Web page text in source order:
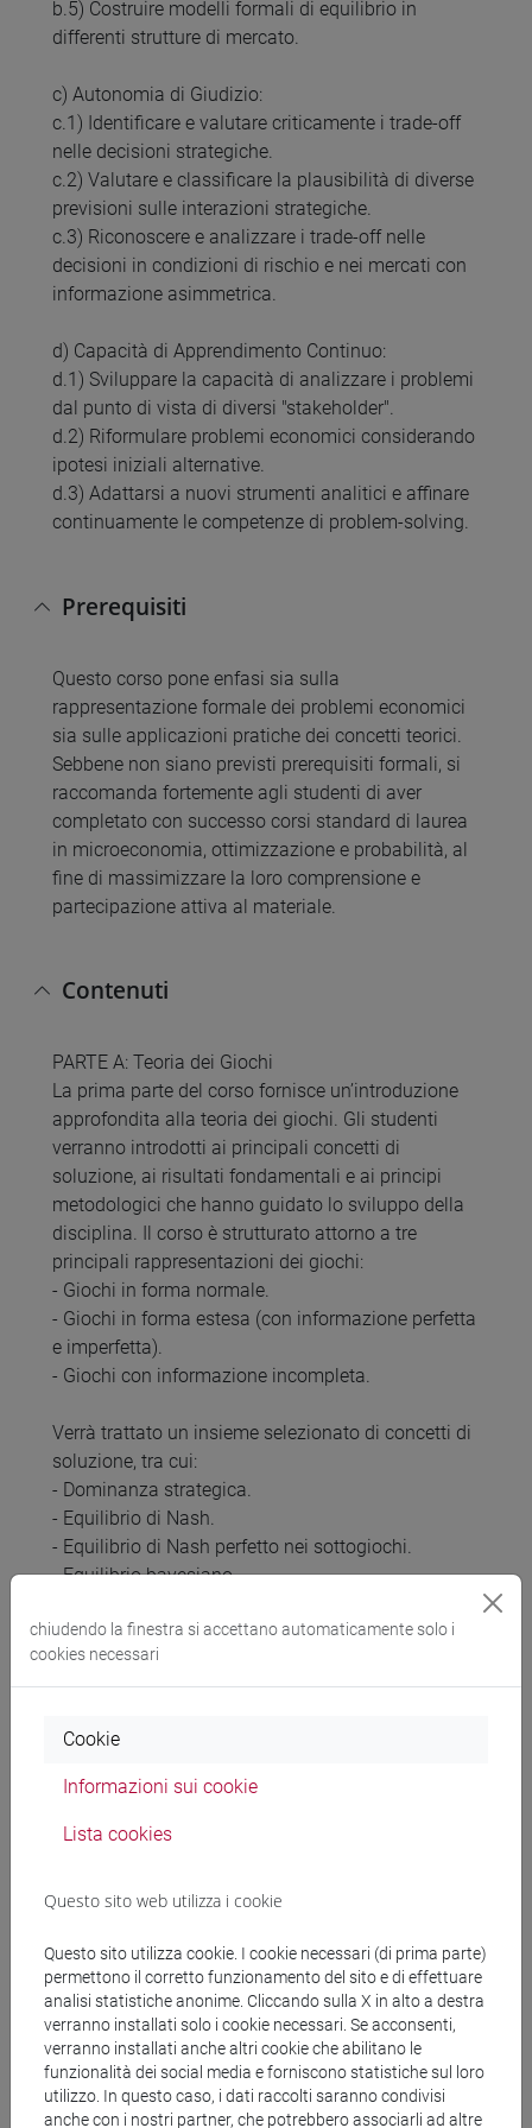
b.5) Costruire modelli formali di equilibrio in
differenti strutture di mercato.
c) Autonomia di Giudizio:
c.1) Identificare e valutare criticamente i trade-off
nelle decisioni strategiche.
c.2) Valutare e classificare la plausibilità di diverse
previsioni sulle interazioni strategiche.
c.3) Riconoscere e analizzare i trade-off nelle
decisioni in condizioni di rischio e nei mercati con
informazione asimmetrica.
d) Capacità di Apprendimento Continuo:
d.1) Sviluppare la capacità di analizzare i problemi
dal punto di vista di diversi "stakeholder".
d.2) Riformulare problemi economici considerando
ipotesi iniziali alternative.
d.3) Adattarsi a nuovi strumenti analitici e affinare
continuamente le competenze di problem-solving.
Prerequisiti
Questo corso pone enfasi sia sulla
rappresentazione formale dei problemi economici
sia sulle applicazioni pratiche dei concetti teorici.
Sebbene non siano previsti prerequisiti formali, si
raccomanda fortemente agli studenti di aver
completato con successo corsi standard di laurea
in microeconomia, ottimizzazione e probabilità, al
fine di massimizzare la loro comprensione e
partecipazione attiva al materiale.
Contenuti
PARTE A: Teoria dei Giochi
La prima parte del corso fornisce un’introduzione
approfondita alla teoria dei giochi. Gli studenti
verranno introdotti ai principali concetti di
soluzione, ai risultati fondamentali e ai principi
metodologici che hanno guidato lo sviluppo della
disciplina. Il corso è strutturato attorno a tre
principali rappresentazioni dei giochi:
- Giochi in forma normale.
- Giochi in forma estesa (con informazione perfetta
e imperfetta).
- Giochi con informazione incompleta.
Verrà trattato un insieme selezionato di concetti di
soluzione, tra cui:
- Dominanza strategica.
- Equilibrio di Nash.
- Equilibrio di Nash perfetto nei sottogiochi.
- Equilibrio bayesiano.
PARTE B: Economia dell'Informazione
La seconda parte del corso si concentra su alcuni
Gli argomenti principali includono:
- Selezione avversa.
- Screening competitivo.
(screening monopolistico).
A seconda delle disponibilità di tempo, potranno
essere trattati anche argomenti aggiuntivi, come
un’introduzione alla Teoria delle aste e ai modelli di
Cheap talk.
chiudendo la finestra si accettano automaticamente solo i
cookies necessari
Cookie
Informazioni sui cookie
Lista cookies
Questo sito web utilizza i cookie
Questo sito utilizza cookie. I cookie necessari (di prima parte)
permettono il corretto funzionamento del sito e di effettuare
analisi statistiche anonime. Cliccando sulla X in alto a destra
verranno installati solo i cookie necessari. Se acconsenti,
verranno installati anche altri cookie che abilitano le
funzionalità dei social media e forniscono statistiche sul loro
utilizzo. In questo caso, i dati raccolti saranno condivisi
anche con i nostri partner, che potrebbero associarli ad altre